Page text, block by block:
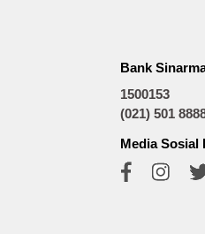
Bank
1500153
(021) 501
Media Sosial